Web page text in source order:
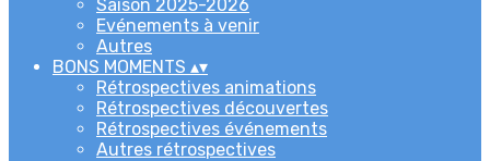
Saison 2025-2026
Evénements à venir
Autres
BONS MOMENTS ▴▾
Rétrospectives animations
Rétrospectives découvertes
Rétrospectives événements
Autres rétrospectives